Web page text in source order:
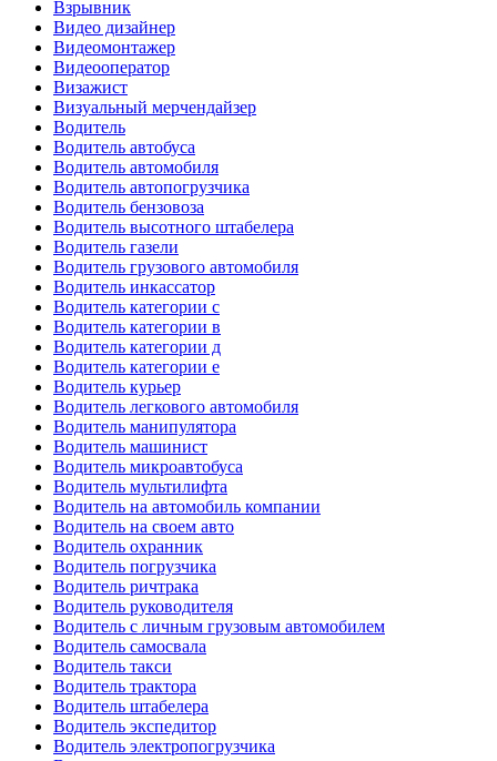
Взрывник
Видео дизайнер
Видеомонтажер
Видеооператор
Визажист
Визуальный мерчендайзер
Водитель
Водитель автобуса
Водитель автомобиля
Водитель автопогрузчика
Водитель бензовоза
Водитель высотного штабелера
Водитель газели
Водитель грузового автомобиля
Водитель инкассатор
Водитель категории c
Водитель категории в
Водитель категории д
Водитель категории е
Водитель курьер
Водитель легкового автомобиля
Водитель манипулятора
Водитель машинист
Водитель микроавтобуса
Водитель мультилифта
Водитель на автомобиль компании
Водитель на своем авто
Водитель охранник
Водитель погрузчика
Водитель ричтрака
Водитель руководителя
Водитель с личным грузовым автомобилем
Водитель самосвала
Водитель такси
Водитель трактора
Водитель штабелера
Водитель экспедитор
Водитель электропогрузчика